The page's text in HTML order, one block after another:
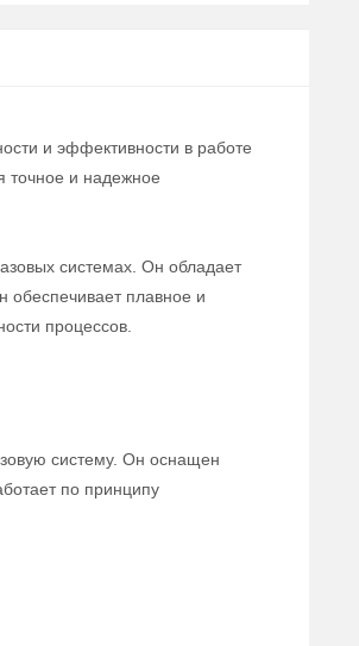
и эффективности в работе
точное и надежное
системах. Он обладает
обеспечивает плавное и
процессов.
систему. Он оснащен
по принципу